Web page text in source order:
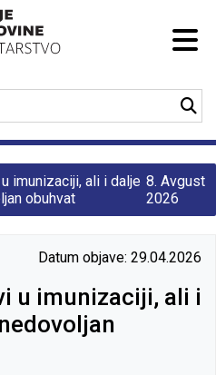
imunizaciji, ali i dalje
obuhvat
8. Avgust
2026
Datum objave: 29.04.2026
u imunizaciji, ali i